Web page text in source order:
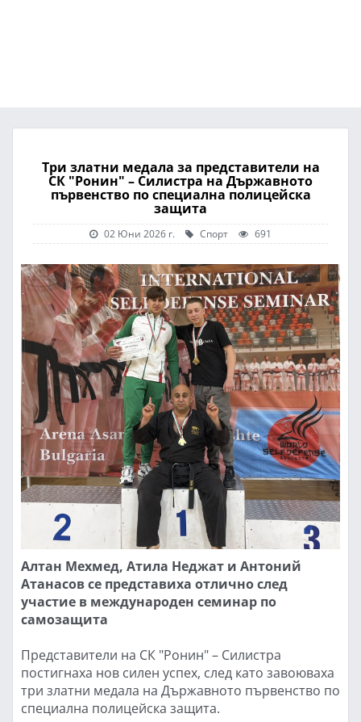
Три златни медала за представители на
СК "Ронин" – Силистра на Държавното
първенство по специална полицейска
защита
02 Юни 2026 г. Спорт 691
Алтан Мехмед, Атила Неджат и Антоний
Атанасов се представиха отлично след
участие в международен семинар по
самозащита
Представители на СК "Ронин" – Силистра
постигнаха нов силен успех, след като завоюваха
три златни медала на Държавното първенство по
специална полицейска защита.